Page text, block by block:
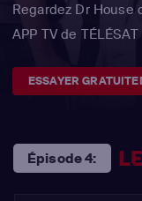
Regardez Dr
APP TV de TÉLÉSAT
ESSAYER
Épisode 4: